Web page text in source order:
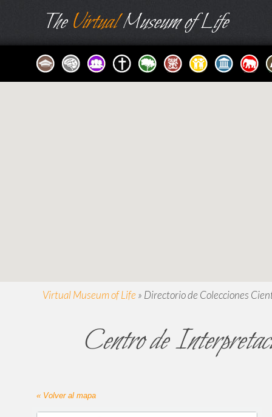
TheVirtualMuseum of Life
Virtual Museum of Life » Directorio de Colecciones
Centro de
« Volver al mapa